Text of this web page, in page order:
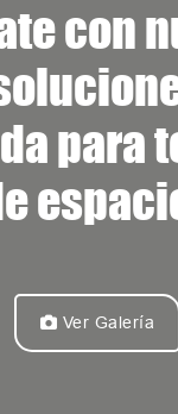
con
para
Ver Galería